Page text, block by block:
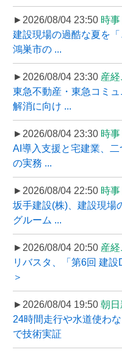
►2026/08/04 23:50 時
建設現場の過酷な夏を
鴻巣市の ...
►2026/08/04 23:30 産
東急不動産・東急コミ
解消に向け ...
►2026/08/04 23:30 時
AI導入支援と宅建業、
の実務 ...
►2026/08/04 22:50 時
坂手建設(株)、建設現場
グルーム ...
►2026/08/04 20:50 産
リバスタ、「第6回 建
＞
►2026/08/04 19:50 朝
24時間走行や水道使わ
で技術実証